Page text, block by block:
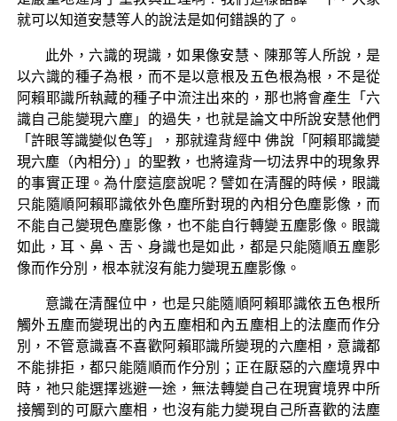
就可以知道安慧等人的說法是如何錯誤的了。
此外，六識的現識，如果像安慧、陳那等人所說，是
以六識的種子為根，而不是以意根及五色根為根，不是從
阿賴耶識所執藏的種子中流注出來的，那也將會產生「六
識自己能變現六塵」的過失，也就是論文中所說安慧他們
「許眼等識變似色等」，那就違背經中 佛說「阿賴耶識變
現六塵（內相分) 」的聖教，也將違背一切法界中的現象界
的事實正理。為什麼這麼說呢？譬如在清醒的時候，眼識
只能隨順阿賴耶識依外色塵所對現的內相分色塵影像，而
不能自己變現色塵影像，也不能自行轉變五塵影像。眼識
如此，耳、鼻、舌、身識也是如此，都是只能隨順五塵影
像而作分別，根本就沒有能力變現五塵影像。
意識在清醒位中，也是只能隨順阿賴耶識依五色根所
觸外五塵而變現出的內五塵相和內五塵相上的法塵而作分
別，不管意識喜不喜歡阿賴耶識所變現的六塵相，意識都
不能排拒，都只能隨順而作分別；正在厭惡的六塵境界中
時，祂只能選擇逃避一途，無法轉變自己在現實境界中所
接觸到的可厭六塵相，也沒有能力變現自己所喜歡的法塵